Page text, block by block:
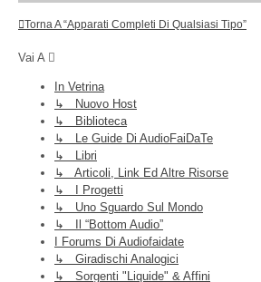
Torna A “Apparati Completi Di Qualsiasi Tipo”
Vai A
In Vetrina
↳ Nuovo Host
↳ Biblioteca
↳ Le Guide Di AudioFaiDaTe
↳ Libri
↳ Articoli, Link Ed Altre Risorse
↳ I Progetti
↳ Uno Sguardo Sul Mondo
↳ Il “Bottom Audio”
I Forums Di Audiofaidate
↳ Giradischi Analogici
↳ Sorgenti "liquide" & Affini